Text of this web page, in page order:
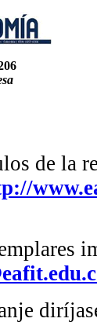
de la